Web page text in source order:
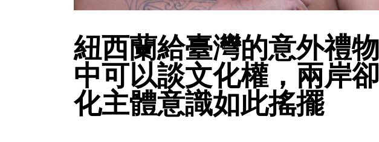
紐西蘭給臺灣的意外禮
中可以談文化權，兩岸
化主體意識如此搖擺